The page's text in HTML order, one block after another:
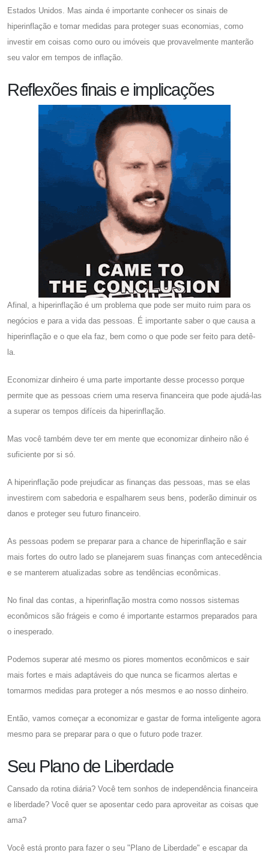
Estados Unidos. Mas ainda é importante conhecer os sinais de
hiperinflação e tomar medidas para proteger suas economias, como
investir em coisas como ouro ou imóveis que provavelmente manterão
seu valor em tempos de inflação.
Reflexões finais e implicações
Afinal, a hiperinflação é um problema que pode ser muito ruim para os
negócios e para a vida das pessoas. É importante saber o que causa a
hiperinflação e o que ela faz, bem como o que pode ser feito para detê-
la.
Economizar dinheiro é uma parte importante desse processo porque
permite que as pessoas criem uma reserva financeira que pode ajudá-las
a superar os tempos difíceis da hiperinflação.
Mas você também deve ter em mente que economizar dinheiro não é
suficiente por si só.
A hiperinflação pode prejudicar as finanças das pessoas, mas se elas
investirem com sabedoria e espalharem seus bens, poderão diminuir os
danos e proteger seu futuro financeiro.
As pessoas podem se preparar para a chance de hiperinflação e sair
mais fortes do outro lado se planejarem suas finanças com antecedência
e se manterem atualizadas sobre as tendências econômicas.
No final das contas, a hiperinflação mostra como nossos sistemas
econômicos são frágeis e como é importante estarmos preparados para
o inesperado.
Podemos superar até mesmo os piores momentos econômicos e sair
mais fortes e mais adaptáveis ​​do que nunca se ficarmos alertas e
tomarmos medidas para proteger a nós mesmos e ao nosso dinheiro.
Então, vamos começar a economizar e gastar de forma inteligente agora
mesmo para se preparar para o que o futuro pode trazer.
Seu Plano de Liberdade
Cansado da rotina diária? Você tem sonhos de independência financeira
e liberdade? Você quer se aposentar cedo para aproveitar as coisas que
ama?
Você está pronto para fazer o seu "Plano de Liberdade" e escapar da